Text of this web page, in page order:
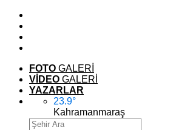
FOTO GALERİ
VİDEO GALERİ
YAZARLAR
23.9°
Kahramanmaraş